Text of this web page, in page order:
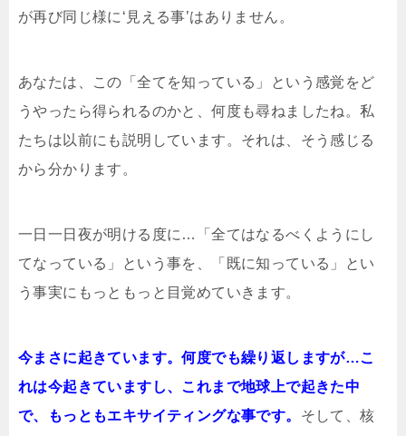
が再び同じ様に‘見える事’はありません。
あなたは、この「全てを知っている」という感覚をど
うやったら得られるのかと、何度も尋ねましたね。私
たちは以前にも説明しています。それは、そう感じる
から分かります。
一日一日夜が明ける度に…「全てはなるべくようにし
てなっている」という事を、「既に知っている」とい
う事実にもっともっと目覚めていきます。
今まさに起きています。何度でも繰り返しますが…こ
れは今起きていますし、これまで地球上で起きた中
で、もっともエキサイティングな事です。 そして、核